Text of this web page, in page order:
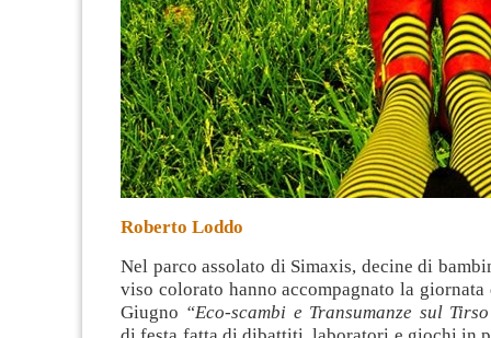
Roberto Loddo
Nel parco assolato di Simaxis, decine di
viso colorato hanno accompagnato la
Giugno “Eco-scambi e Transumanze sul